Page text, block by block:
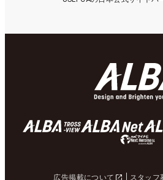
広告掲載について スタッフ